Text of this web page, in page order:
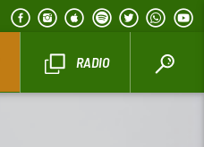
RADIO